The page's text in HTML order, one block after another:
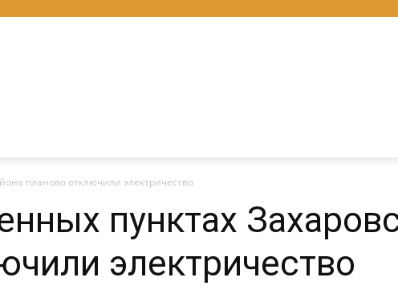
планово отключили электричество
пунктах
электричество